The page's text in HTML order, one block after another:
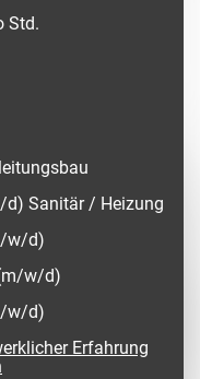
Std.
Sanitär / Heizung
w/d)
w/d)
w/d)
Erfahrung